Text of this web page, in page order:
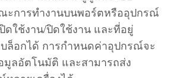
ะการทํางานบนพอร์ตหรืออุปกรณ์
ดใช้งาน/ปิดใช้งาน และที่อยู่
ล็อกได้ การกําหนดค่าอุปกรณ์จะ
มูลอัตโนมัติ และสามารถส่ง